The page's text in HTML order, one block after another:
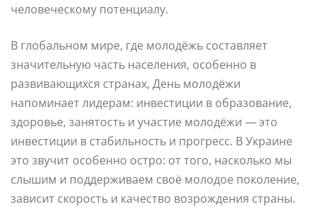
человеческому потенциалу.
В глобальном мире, где молодёжь составляет
значительную часть населения, особенно в
развивающихся странах, День молодёжи
напоминает лидерам: инвестиции в образование,
здоровье, занятость и участие молодёжи — это
инвестиции в стабильность и прогресс. В Украине
это звучит особенно остро: от того, насколько мы
слышим и поддерживаем своё молодое поколение,
зависит скорость и качество возрождения страны.